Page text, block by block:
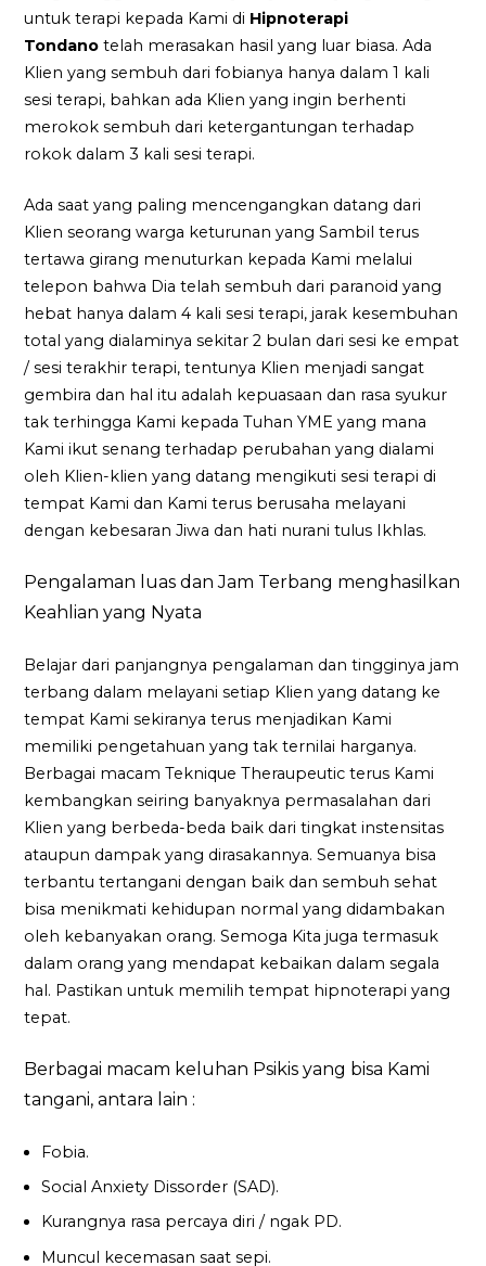
untuk terapi kepada Kami di Hipnoterapi
Tondano telah merasakan hasil yang luar biasa. Ada
Klien yang sembuh dari fobianya hanya dalam 1 kali
sesi terapi, bahkan ada Klien yang ingin berhenti
merokok sembuh dari ketergantungan terhadap
rokok dalam 3 kali sesi terapi.
Ada saat yang paling mencengangkan datang dari
Klien seorang warga keturunan yang Sambil terus
tertawa girang menuturkan kepada Kami melalui
telepon bahwa Dia telah sembuh dari paranoid yang
hebat hanya dalam 4 kali sesi terapi, jarak kesembuhan
total yang dialaminya sekitar 2 bulan dari sesi ke empat
/ sesi terakhir terapi, tentunya Klien menjadi sangat
gembira dan hal itu adalah kepuasaan dan rasa syukur
tak terhingga Kami kepada Tuhan YME yang mana
Kami ikut senang terhadap perubahan yang dialami
oleh Klien-klien yang datang mengikuti sesi terapi di
tempat Kami dan Kami terus berusaha melayani
dengan kebesaran Jiwa dan hati nurani tulus Ikhlas.
Pengalaman luas dan Jam Terbang menghasilkan
Keahlian yang Nyata
Belajar dari panjangnya pengalaman dan tingginya jam
terbang dalam melayani setiap Klien yang datang ke
tempat Kami sekiranya terus menjadikan Kami
memiliki pengetahuan yang tak ternilai harganya.
Berbagai macam Teknique Theraupeutic terus Kami
kembangkan seiring banyaknya permasalahan dari
Klien yang berbeda-beda baik dari tingkat instensitas
ataupun dampak yang dirasakannya. Semuanya bisa
terbantu tertangani dengan baik dan sembuh sehat
bisa menikmati kehidupan normal yang didambakan
oleh kebanyakan orang. Semoga Kita juga termasuk
dalam orang yang mendapat kebaikan dalam segala
hal. Pastikan untuk memilih tempat hipnoterapi yang
tepat.
Berbagai macam keluhan Psikis yang bisa Kami
tangani, antara lain :
Fobia.
Social Anxiety Dissorder (SAD).
Kurangnya rasa percaya diri / ngak PD.
Muncul kecemasan saat sepi.